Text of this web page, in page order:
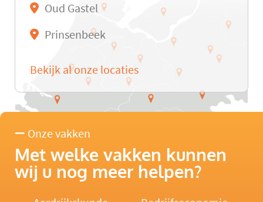
Oud Gastel
Prinsenbeek
Bekijk al onze locaties
Onze vakken
Met welke vakken kunnen
wij u nog meer helpen?